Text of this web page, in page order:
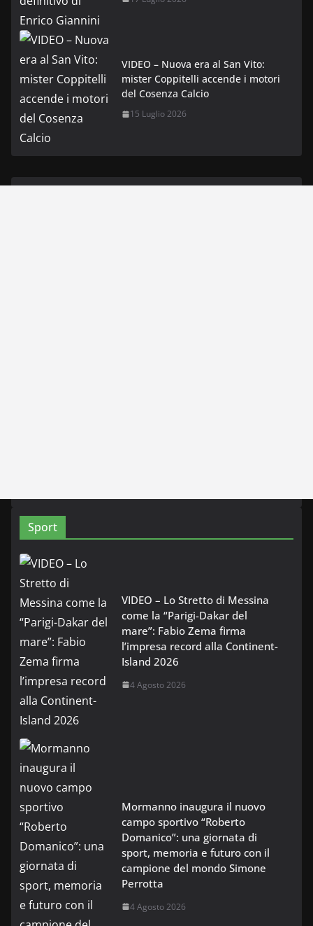
VIDEO – Nuova era al San Vito:
mister Coppitelli accende i motori
del Cosenza Calcio
15 Luglio 2026
Sport
VIDEO – Lo Stretto di Messina
come la “Parigi-Dakar del
mare”: Fabio Zema firma
l’impresa record alla Continent-
Island 2026
4 Agosto 2026
Mormanno inaugura il nuovo
campo sportivo “Roberto
Domanico”: una giornata di
sport, memoria e futuro con il
campione del mondo Simone
Perrotta
4 Agosto 2026